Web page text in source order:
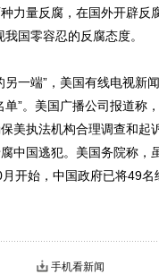
力量反腐，在国外开辟反
国零容忍的反腐态度。
一端”，美国有线电视新
”。美国广播公司报道称
美执法机构合理调查和起
中国逃犯。美国务院称，
开始，中国政府已将49名
手机看新闻